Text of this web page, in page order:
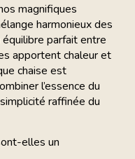
magnifiques
harmonieux des
parfait entre
apportent chaleur et
chaise est
l’essence du
raffinée du
elles un